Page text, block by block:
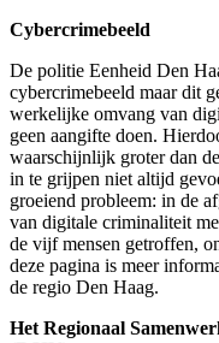
Cybercrimebeeld
De politie Eenheid Den
cybercrimebeeld maar dit
werkelijke omvang van
geen aangifte doen.
waarschijnlijk groter dan
in te grijpen niet altijd
groeiend probleem: in de
van digitale criminaliteit
de vijf mensen getroffen,
deze pagina is meer
de regio Den Haag.
Het Regionaal